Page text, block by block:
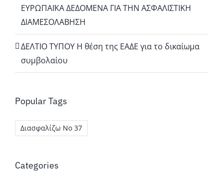
ΕΥΡΩΠΑΪΚΑ ΔΕΔΟΜΕΝΑ ΓΙΑ ΤΗΝ ΑΣΦΑΛΙΣΤΙΚΗ
ΔΙΑΜΕΣΟΛΑΒΗΣΗ
ΔΕΛΤΙΟ ΤΥΠΟΥ Η θέση της ΕΑΔΕ για το δικαίωμα
συμβολαίου
Popular Tags
Διασφαλίζω Νο 37
Categories